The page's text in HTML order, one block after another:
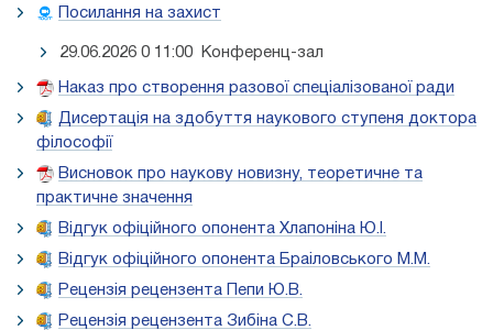
Посилання на захист
29.06.2026 0 11:00 Конференц-зал
Наказ про створення разової спеціалізованої ради
Дисертація на здобуття наукового ступеня доктора
філософії
Висновок про наукову новизну, теоретичне та
практичне значення
Відгук офіційного опонента Хлапоніна Ю.І.
Відгук офіційного опонента Браіловського М.М.
Рецензія рецензента Пепи Ю.В.
Рецензія рецензента Зибіна С.В.